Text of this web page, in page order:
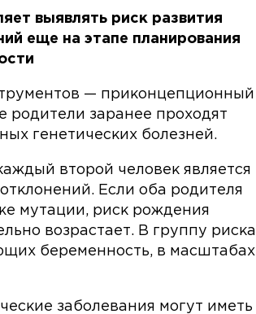
выявлять риск развития
еще на этапе планирования
— приконцепционный
родители заранее проходят
генетических болезней.
второй человек является
Если оба родителя
мутации, риск рождения
возрастает. В группу риска
беременность, в масштабах
заболевания могут иметь